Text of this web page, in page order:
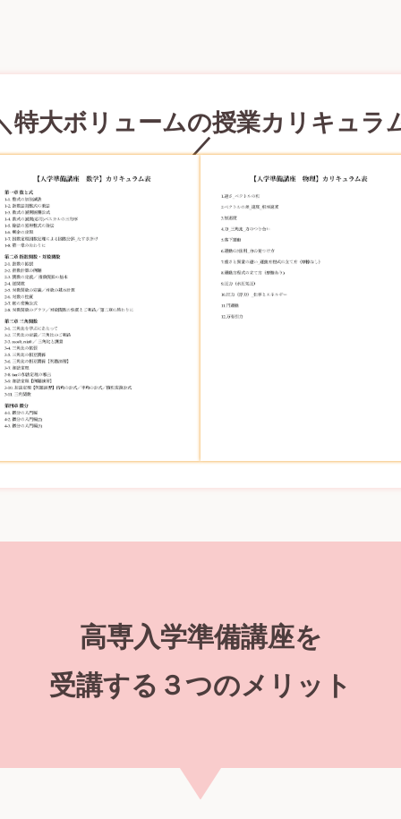
特大ボリュームの授業カリキュラ
／
高専入学準備講座を
受講する３つのメリット